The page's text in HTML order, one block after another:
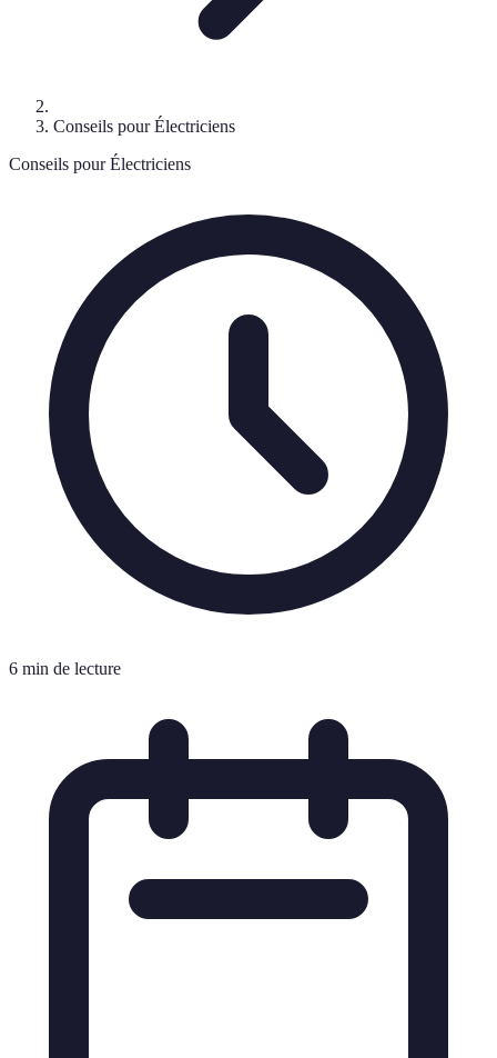
Conseils pour Électriciens
Conseils pour Électriciens
6 min de lecture